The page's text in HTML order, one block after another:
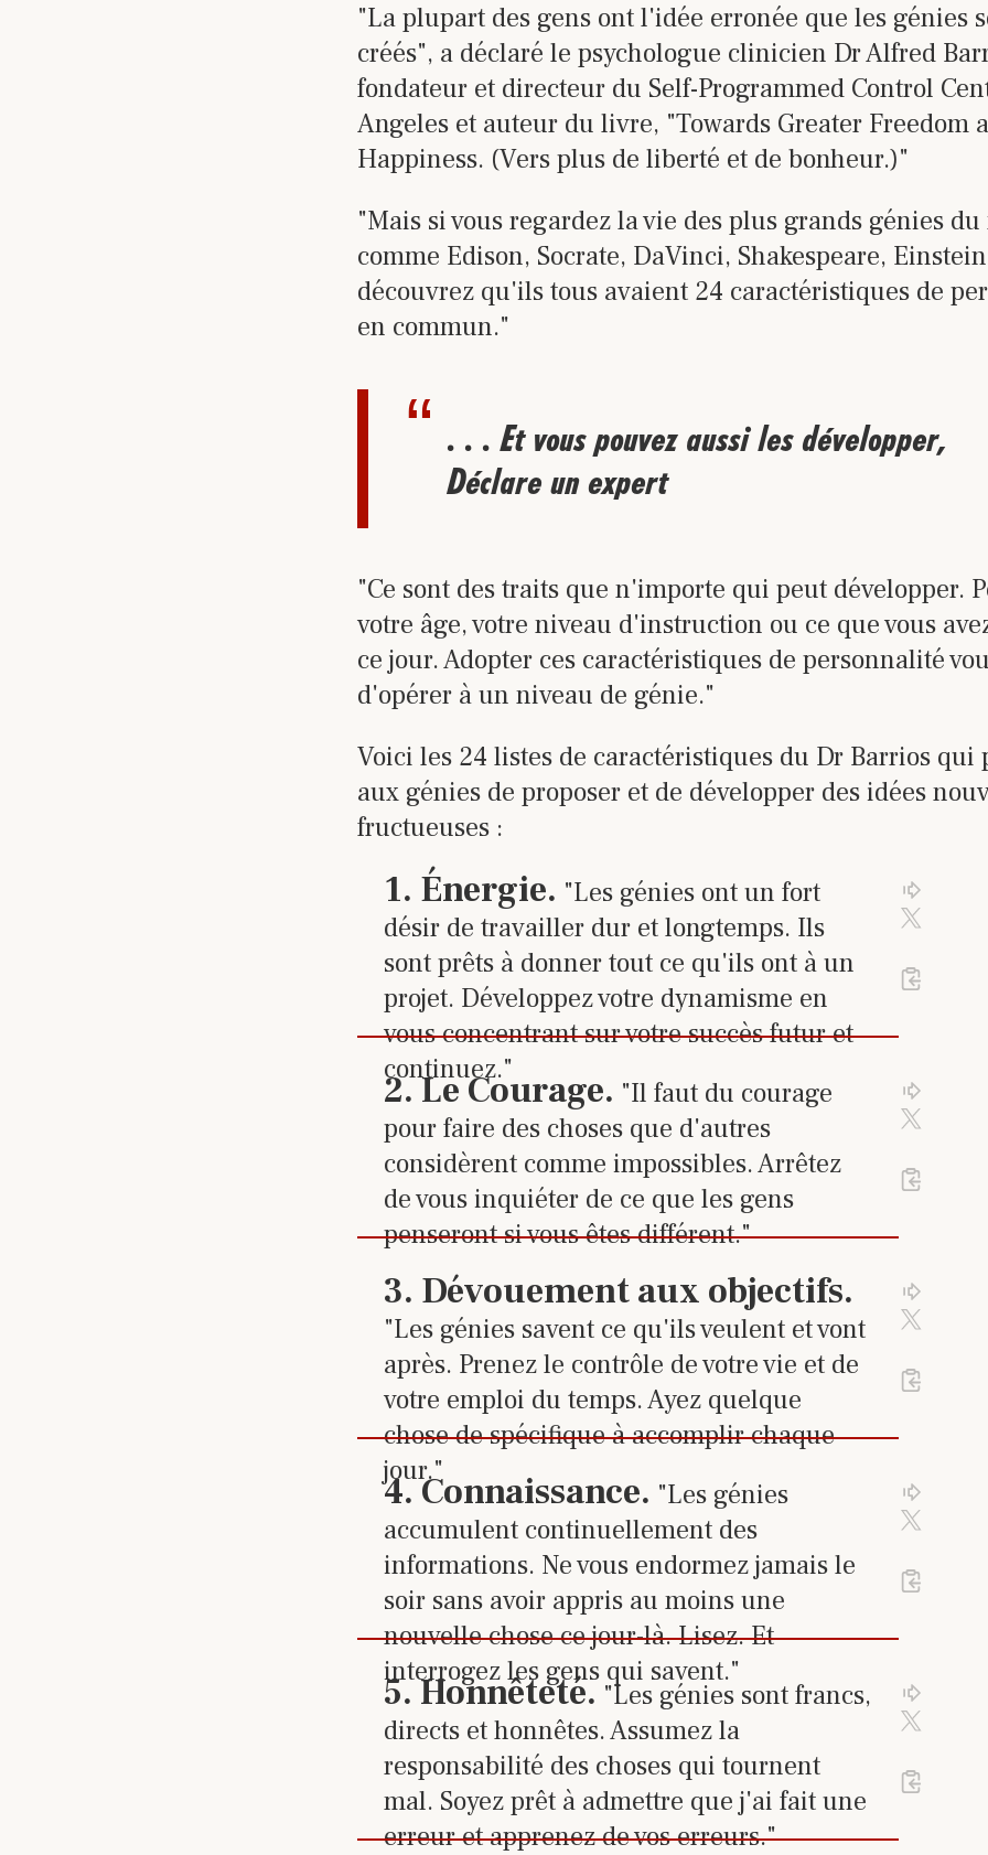
"La plupart des gens ont l'idée erronée que les génies
créés", a déclaré le psychologue clinicien Dr Alfred
fondateur et directeur du Self-Programmed Control
Angeles et auteur du livre, "Towards Greater Freedom
Happiness. (Vers plus de liberté et de bonheur.)"
"Mais si vous regardez la vie des plus grands génies du
comme Edison, Socrate, DaVinci, Shakespeare,
découvrez qu'ils tous avaient 24 caractéristiques de
en commun."
. . . Et vous pouvez aussi les développer,
Déclare un expert
"Ce sont des traits que n'importe qui peut développer.
votre âge, votre niveau d'instruction ou ce que vous
ce jour. Adopter ces caractéristiques de personnalité
d'opérer à un niveau de génie."
Voici les 24 listes de caractéristiques du Dr Barrios qui
aux génies de proposer et de développer des idées
fructueuses :
Cliquez sur le lien pour accéder à la
1. Énergie. "Les génies ont un fort
désir de travailler dur et longtemps. Ils
sont prêts à donner tout ce qu'ils ont à un
projet. Développez votre dynamisme en
vous concentrant sur votre succès futur et
continuez."
%23
Cliquez sur le lien pour accéder à la
2.Le Courage. "Il faut du courage
pour faire des choses que d'autres
considèrent comme impossibles. Arrêtez
de vous inquiéter de ce que les gens
penseront si vous êtes différent."
%23
Cliquez sur le lien pour accéder à la
3. Dévouement aux objectifs.
"Les génies savent ce qu'ils veulent et vont
après. Prenez le contrôle de votre vie et de
votre emploi du temps. Ayez quelque
chose de spécifique à accomplir chaque
jour."
%23
Cliquez sur le lien pour accéder à la
4.Connaissance. "Les génies
accumulent continuellement des
informations. Ne vous endormez jamais le
soir sans avoir appris au moins une
nouvelle chose ce jour-là. Lisez. Et
interrogez les gens qui savent."
%23
Cliquez sur le lien pour accéder à la
5.Honnêteté. "Les génies sont francs,
directs et honnêtes. Assumez la
responsabilité des choses qui tournent
mal. Soyez prêt à admettre que j'ai fait une
erreur et apprenez de vos erreurs."
%23